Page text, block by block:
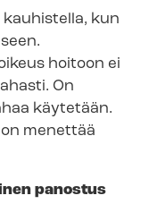
kauhistella, kun
hoitoon ei
On
käytetään.
menettää
panostus